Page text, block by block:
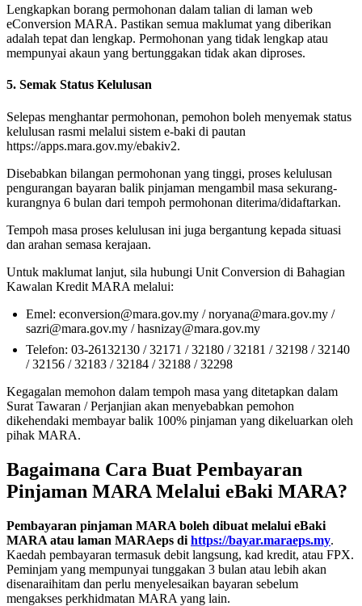
Lengkapkan borang permohonan dalam talian di laman web
eConversion MARA. Pastikan semua maklumat yang diberikan
adalah tepat dan lengkap. Permohonan yang tidak lengkap atau
mempunyai akaun yang bertunggakan tidak akan diproses.
5. Semak Status Kelulusan
Selepas menghantar permohonan, pemohon boleh menyemak status
kelulusan rasmi melalui sistem e-baki di pautan
https://apps.mara.gov.my/ebakiv2.
Disebabkan bilangan permohonan yang tinggi, proses kelulusan
pengurangan bayaran balik pinjaman mengambil masa sekurang-
kurangnya 6 bulan dari tempoh permohonan diterima/didaftarkan.
Tempoh masa proses kelulusan ini juga bergantung kepada situasi
dan arahan semasa kerajaan.
Untuk maklumat lanjut, sila hubungi Unit Conversion di Bahagian
Kawalan Kredit MARA melalui:
Emel: econversion@mara.gov.my / noryana@mara.gov.my /
sazri@mara.gov.my / hasnizay@mara.gov.my
Telefon: 03-26132130 / 32171 / 32180 / 32181 / 32198 / 32140
/ 32156 / 32183 / 32184 / 32188 / 32298
Kegagalan memohon dalam tempoh masa yang ditetapkan dalam
Surat Tawaran / Perjanjian akan menyebabkan pemohon
dikehendaki membayar balik 100% pinjaman yang dikeluarkan oleh
pihak MARA.
Bagaimana Cara Buat Pembayaran
Pinjaman MARA Melalui eBaki MARA?
Pembayaran pinjaman MARA boleh dibuat melalui eBaki
MARA atau laman MARAeps di https://bayar.maraeps.my.
Kaedah pembayaran termasuk debit langsung, kad kredit, atau FPX.
Peminjam yang mempunyai tunggakan 3 bulan atau lebih akan
disenaraihitam dan perlu menyelesaikan bayaran sebelum
mengakses perkhidmatan MARA yang lain.